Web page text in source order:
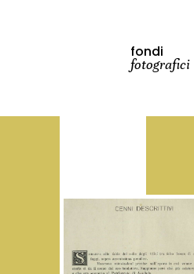
fondi
fotografici